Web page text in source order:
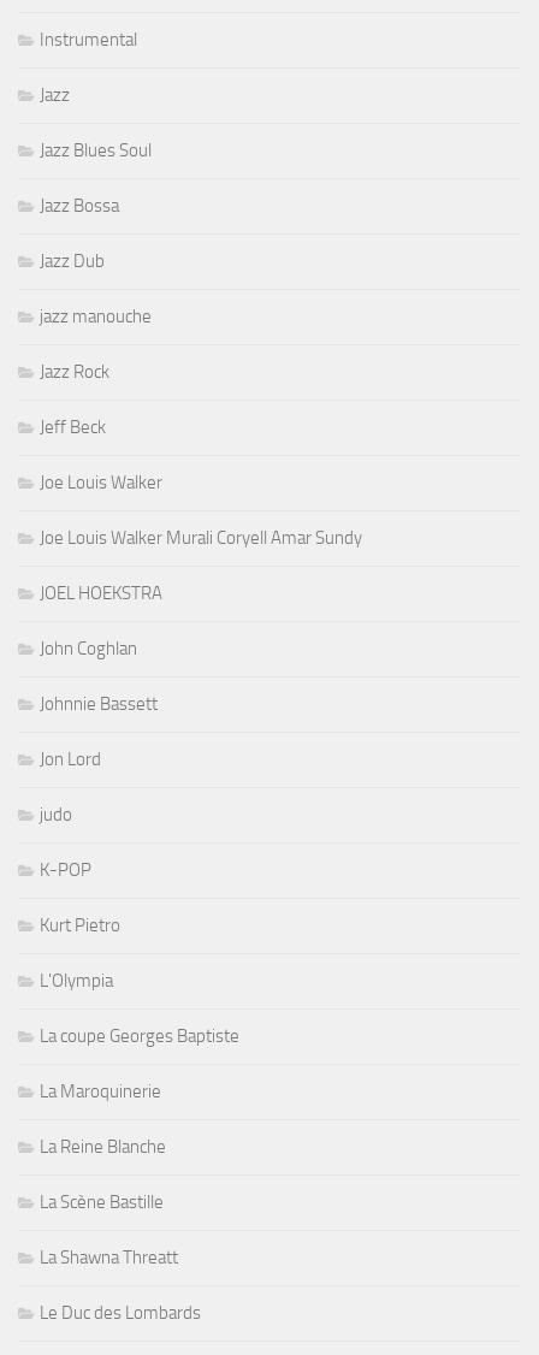
Instrumental
Jazz
Jazz Blues Soul
Jazz Bossa
Jazz Dub
jazz manouche
Jazz Rock
Jeff Beck
Joe Louis Walker
Joe Louis Walker Murali Coryell Amar Sundy
JOEL HOEKSTRA
John Coghlan
Johnnie Bassett
Jon Lord
judo
K-POP
Kurt Pietro
L'Olympia
La coupe Georges Baptiste
La Maroquinerie
La Reine Blanche
La Scène Bastille
La Shawna Threatt
Le Duc des Lombards